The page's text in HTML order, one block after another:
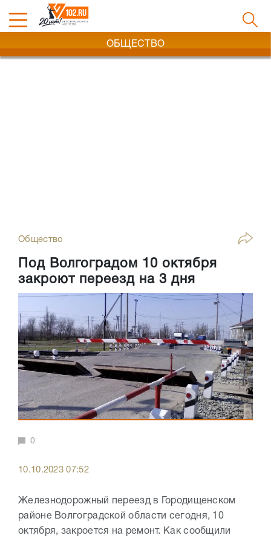
ОБЩЕСТВО
Общество
Под Волгоградом 10 октября
закроют переезд на 3 дня
0
10.10.2023 07:52
Железнодорожный переезд в Городищенском
районе Волгоградской области сегодня, 10
октября, закроется на ремонт. Как сообщили